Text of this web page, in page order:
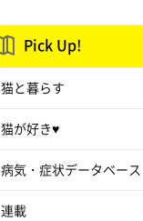
Pick Up!
猫と暮らす
猫が好き♥
病気・症状データベース
連載